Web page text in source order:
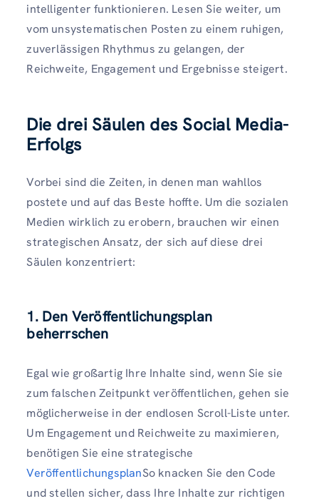
intelligenter funktionieren. Lesen Sie weiter, um
vom unsystematischen Posten zu einem ruhigen,
zuverlässigen Rhythmus zu gelangen, der
Reichweite, Engagement und Ergebnisse steigert.
Die drei Säulen des Social Media-
Erfolgs
Vorbei sind die Zeiten, in denen man wahllos
postete und auf das Beste hoffte. Um die sozialen
Medien wirklich zu erobern, brauchen wir einen
strategischen Ansatz, der sich auf diese drei
Säulen konzentriert:
1. Den Veröffentlichungsplan
beherrschen
Egal wie großartig Ihre Inhalte sind, wenn Sie sie
zum falschen Zeitpunkt veröffentlichen, gehen sie
möglicherweise in der endlosen Scroll-Liste unter.
Um Engagement und Reichweite zu maximieren,
benötigen Sie eine strategische
VeröffentlichungsplanSo knacken Sie den Code
und stellen sicher, dass Ihre Inhalte zur richtigen